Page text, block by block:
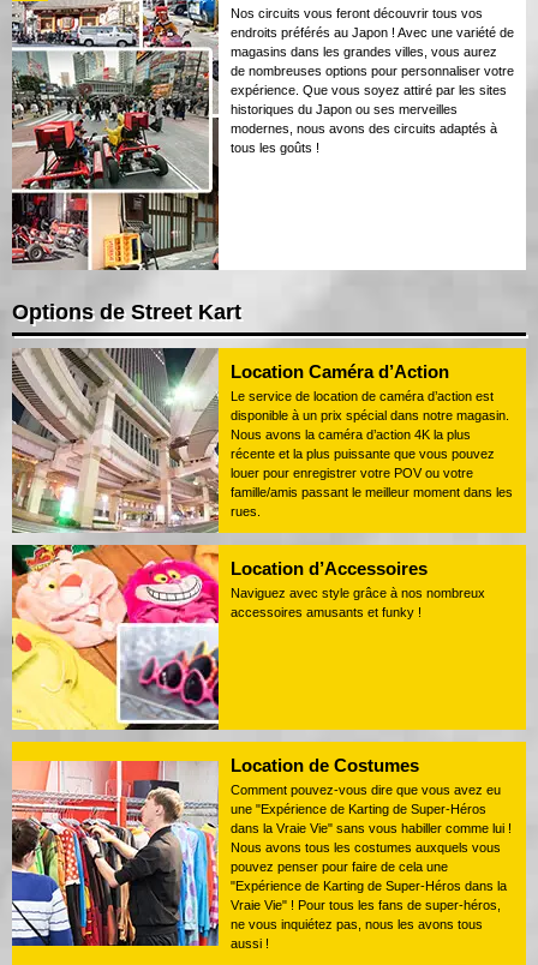
Nos circuits vous feront découvrir tous vos
endroits préférés au Japon ! Avec une variété de
magasins dans les grandes villes, vous aurez
de nombreuses options pour personnaliser votre
expérience. Que vous soyez attiré par les sites
historiques du Japon ou ses merveilles
modernes, nous avons des circuits adaptés à
tous les goûts !
Options de Street Kart
Location Caméra d’Action
Le service de location de caméra d’action est
disponible à un prix spécial dans notre magasin.
Nous avons la caméra d’action 4K la plus
récente et la plus puissante que vous pouvez
louer pour enregistrer votre POV ou votre
famille/amis passant le meilleur moment dans les
rues.
Location d’Accessoires
Naviguez avec style grâce à nos nombreux
accessoires amusants et funky !
Location de Costumes
Comment pouvez-vous dire que vous avez eu
une "Expérience de Karting de Super-Héros
dans la Vraie Vie" sans vous habiller comme lui !
Nous avons tous les costumes auxquels vous
pouvez penser pour faire de cela une
"Expérience de Karting de Super-Héros dans la
Vraie Vie" ! Pour tous les fans de super-héros,
ne vous inquiétez pas, nous les avons tous
aussi !